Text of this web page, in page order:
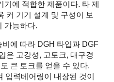
에 적합한 제품이다. 타 제
커 기기 설계 및 구성이 보
가능하다.
에 따라 DGH 타입과 DGF
은 고강성, 고토크, 대구경
큰 토크를 얻을 수 있다.
입력베어링이 내장된 것이